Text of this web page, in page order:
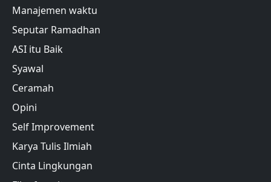
Manajemen waktu
Seputar Ramadhan
ASI itu Baik
Syawal
Ceramah
Opini
Self Improvement
Karya Tulis Ilmiah
Cinta Lingkungan